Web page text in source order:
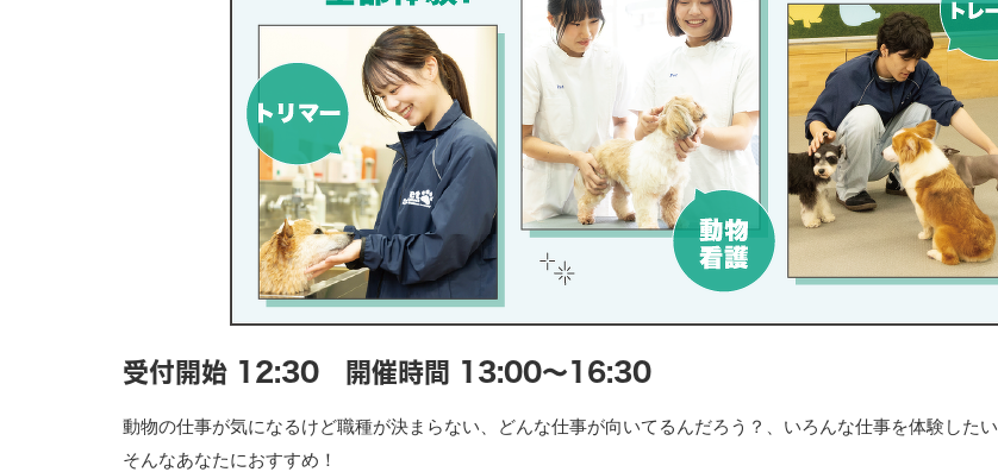
受付開始 12:30 開催時間 13:00〜16:30
動物の仕事が気になるけど職種が決まらない、どんな仕事が向いてるんだろう？、いろんな仕事を体験したい
そんなあなたにおすすめ！